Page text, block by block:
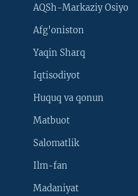
AQSh-Markaziy Osiyo
Afg'oniston
Yaqin Sharq
Iqtisodiyot
Huquq va qonun
Matbuot
Salomatlik
Ilm-fan
Madaniyat